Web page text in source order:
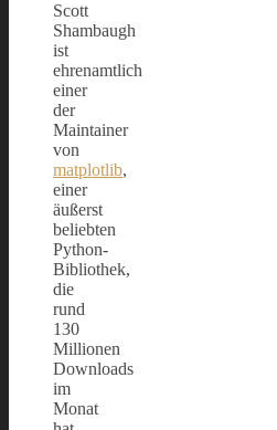
Scott
Shambaugh
ist
ehrenamtlich
einer
der
Maintainer
von
matplotlib,
einer
äußerst
beliebten
Python-
Bibliothek,
die
rund
130
Millionen
Downloads
im
Monat